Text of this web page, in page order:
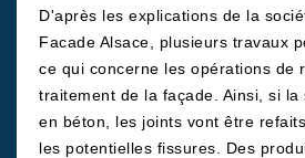
D'après les explications de la
Facade Alsace, plusieurs travaux
ce qui concerne les opérations de
traitement de la façade. Ainsi, si
en béton, les joints vont être
les potentielles fissures. Des